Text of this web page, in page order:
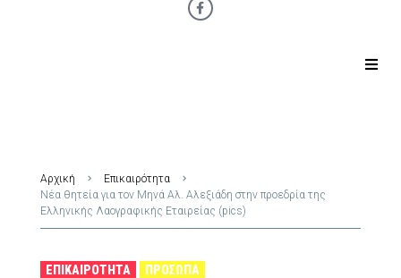
Αρχική
Επικαιρότητα
Νέα θητεία για τον Μηνά Αλ. Αλεξιάδη στην προεδρία της
Ελληνικής Λαογραφικής Εταιρείας (pics)
ΕΠΙΚΑΙΡΌΤΗΤΑ ΠΡΌΣΩΠΑ